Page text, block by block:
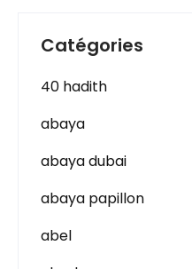
Catégories
40 hadith
abaya
abaya dubai
abaya papillon
abel